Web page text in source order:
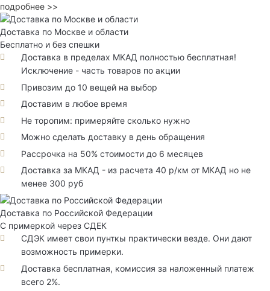
подробнее >>
Доставка по Москве и области
Бесплатно и без спешки
Доставка в пределах МКАД полностью бесплатная!
Исключение - часть товаров по акции
Привозим до 10 вещей на выбор
Доставим в любое время
Не торопим: примеряйте сколько нужно
Можно сделать доставку в день обращения
Рассрочка на 50% стоимости до 6 месяцев
Доставка за МКАД - из расчета 40 р/км от МКАД но не
менее 300 руб
Доставка по Российской Федерации
С примеркой через СДЕК
СДЭК имеет свои пунткы практически везде. Они дают
возможность примерки.
Доставка бесплатная, комиссия за наложенный платеж
всего 2%.